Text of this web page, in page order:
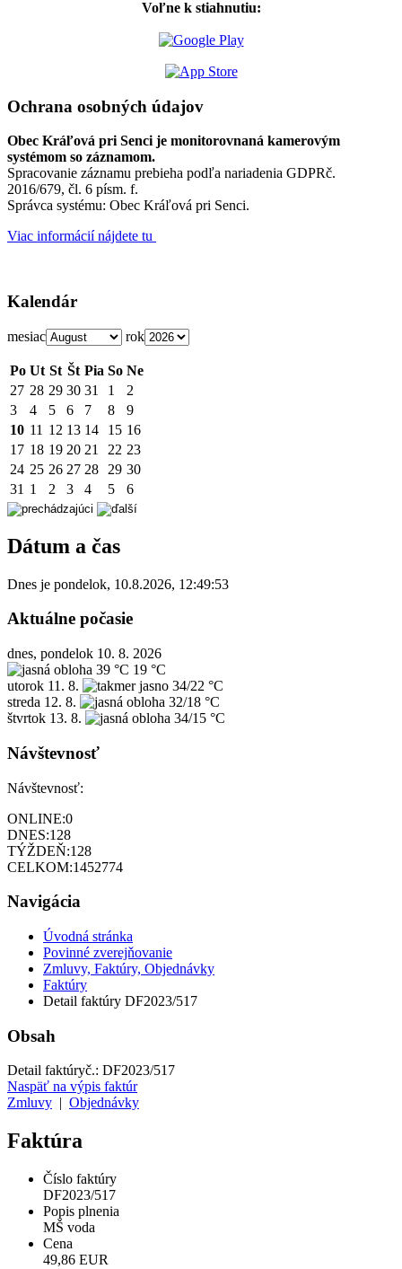
Voľne k stiahnutiu:
Ochrana osobných údajov
Obec Kráľová pri Senci je monitorovnaná kamerovým
systémom so záznamom.
Spracovanie záznamu prebieha podľa nariadenia GDPRč.
2016/679, čl. 6 písm. f.
Správca systému: Obec Kráľová pri Senci.
Viac informácií nájdete tu
Kalendár
mesiac rok
Po Ut St Št Pia So Ne
27 28 29 30 31 1
2
3
4 5 6 7 8
9
10 11 12 13 14 15 16
17 18 19 20 21 22 23
24 25 26 27 28 29 30
31 1 2 3 4 5 6
Dátum a čas
Dnes je pondelok, 10.8.2026, 12:49:53
Aktuálne počasie
dnes, pondelok 10. 8. 2026
39 °C 19 °C
utorok 11. 8.
34/22 °C
streda 12. 8.
32/18 °C
štvrtok 13. 8. 34/15 °C
Návštevnosť
Návštevnosť:
ONLINE:0
DNES:128
TÝŽDEŇ:128
CELKOM:1452774
Navigácia
Úvodná stránka
Povinné zverejňovanie
Zmluvy, Faktúry, Objednávky
Faktúry
Detail faktúry DF2023/517
Obsah
Detail faktúryč.: DF2023/517
Naspäť na výpis faktúr
Zmluvy
Objednávky
Faktúra
Číslo faktúry
DF2023/517
Popis plnenia
MŠ voda
Cena
49,86 EUR